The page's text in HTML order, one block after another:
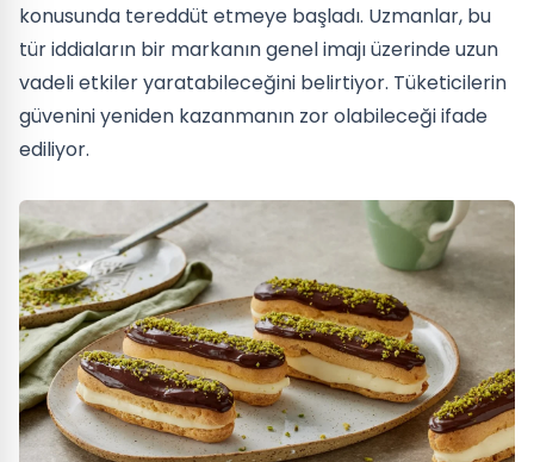
konusunda tereddüt etmeye başladı. Uzmanlar, bu
tür iddiaların bir markanın genel imajı üzerinde uzun
vadeli etkiler yaratabileceğini belirtiyor. Tüketicilerin
güvenini yeniden kazanmanın zor olabileceği ifade
ediliyor.